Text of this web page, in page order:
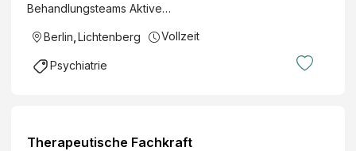
Behandlungsteams Aktive…
Berlin Lichtenberg Vollzeit
Psychiatrie
Therapeutische Fachkraft